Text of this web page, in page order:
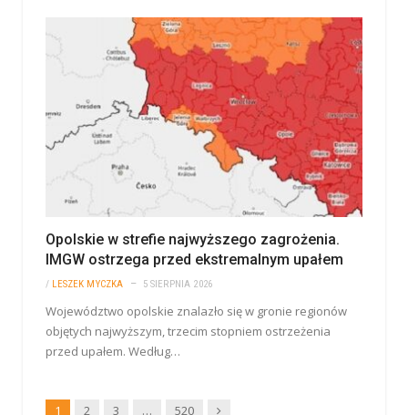
Opolskie w strefie najwyższego zagrożenia.
IMGW ostrzega przed ekstremalnym upałem
/ LESZEK MYCZKA 5 SIERPNIA 2026
Województwo opolskie znalazło się w gronie regionów
objętych najwyższym, trzecim stopniem ostrzeżenia
przed upałem. Według…
1 2 3 … 520 Dalej